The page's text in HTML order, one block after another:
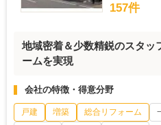
157件
地域密着＆少数精鋭のスタッ
ームを実現
会社の特徴・得意分野
戸建 増築 総合リフォーム